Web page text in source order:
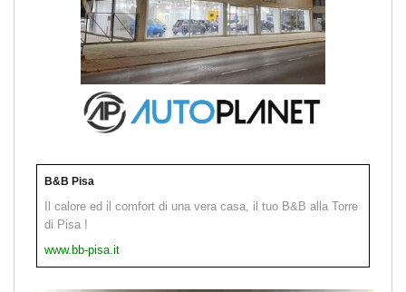
B&B Pisa
Il calore ed il comfort di una vera casa, il tuo B&B alla Torre
di Pisa !
www.bb-pisa.it